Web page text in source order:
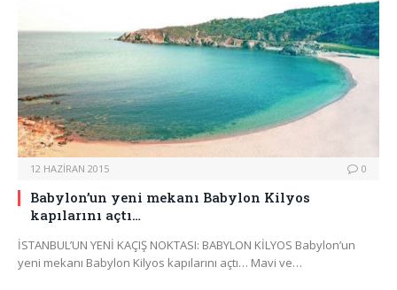
12 HAZIRAN 2015 0
Babylon’un yeni mekanı Babylon Kilyos
kapılarını açtı…
İSTANBUL’UN YENİ KAÇIŞ NOKTASI: BABYLON KİLYOS Babylon’un
yeni mekanı Babylon Kilyos kapılarını açtı… Mavi ve…